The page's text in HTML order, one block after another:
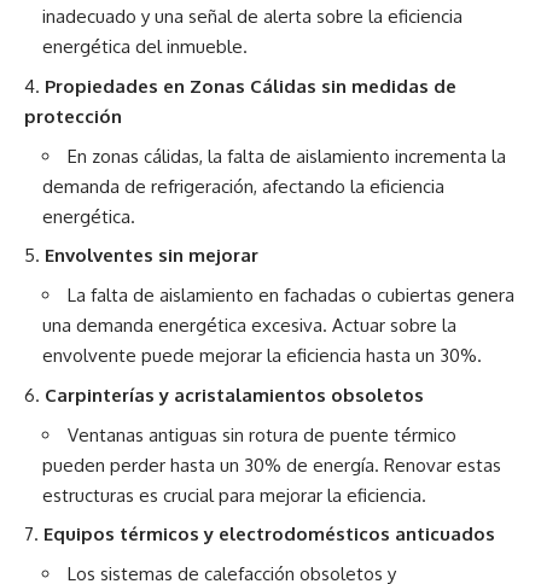
inadecuado y una señal de alerta sobre la eficiencia
energética del inmueble.
Propiedades en Zonas Cálidas sin medidas de
protección
En zonas cálidas, la falta de aislamiento incrementa la
demanda de refrigeración, afectando la eficiencia
energética.
Envolventes sin mejorar
La falta de aislamiento en fachadas o cubiertas genera
una demanda energética excesiva. Actuar sobre la
envolvente puede mejorar la eficiencia hasta un 30%.
Carpinterías y acristalamientos obsoletos
Ventanas antiguas sin rotura de puente térmico
pueden perder hasta un 30% de energía. Renovar estas
estructuras es crucial para mejorar la eficiencia.
Equipos térmicos y electrodomésticos anticuados
Los sistemas de calefacción obsoletos y